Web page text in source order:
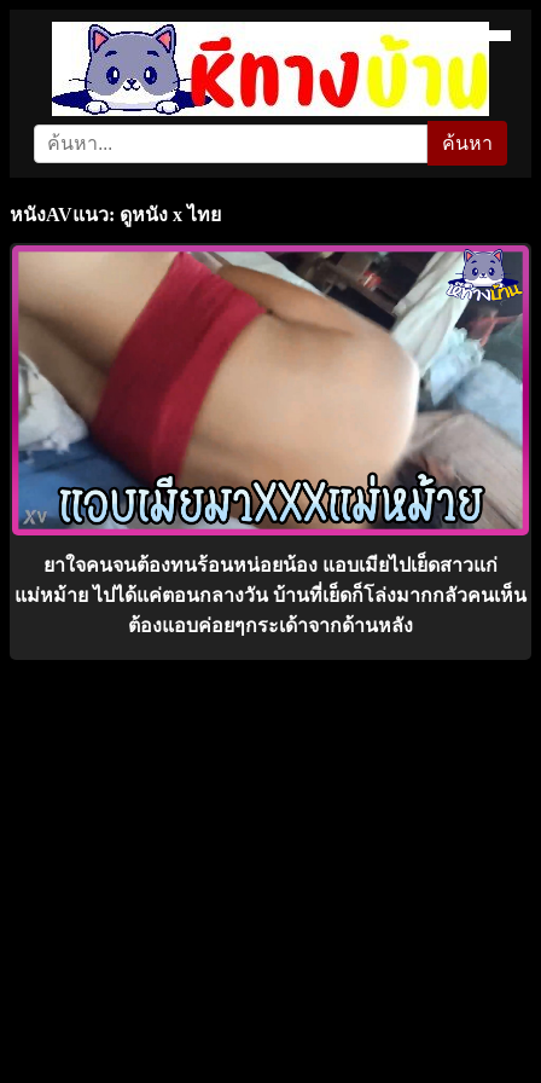
ค้นหา
หนังAVแนว: ดูหนัง x ไทย
ยาใจคนจนต้องทนร้อนหน่อยน้อง แอบเมียไปเย็ดสาวแก่
แม่หม้าย ไปได้แค่ตอนกลางวัน บ้านที่เย็ดก็โล่งมากกลัวคนเห็น
ต้องแอบค่อยๆกระเด้าจากด้านหลัง